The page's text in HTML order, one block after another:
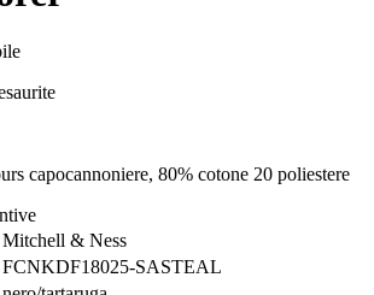
capocannoniere, 80% cotone 20 poliestere
Mitchell & Ness
FCNKDF18025-SASTEAL